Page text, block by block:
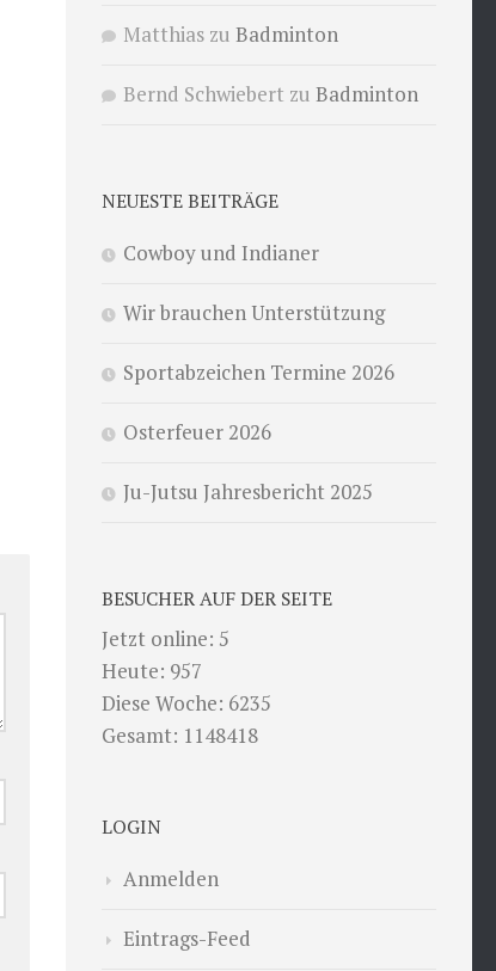
Matthias zu Badminton
Bernd Schwiebert zu Badminton
NEUESTE BEITRÄGE
Cowboy und Indianer
Wir brauchen Unterstützung
Sportabzeichen Termine 2026
Osterfeuer 2026
Ju-Jutsu Jahresbericht 2025
BESUCHER AUF DER SEITE
Jetzt online: 5
Heute: 957
Diese Woche: 6235
Gesamt: 1148418
LOGIN
Anmelden
Eintrags-Feed